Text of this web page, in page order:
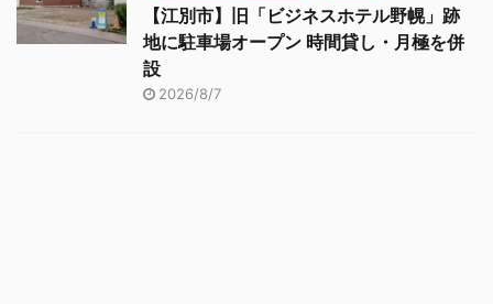
【江別市】旧「ビジネスホテル野幌」跡
地に駐車場オープン 時間貸し・月極を併
設
2026/8/7